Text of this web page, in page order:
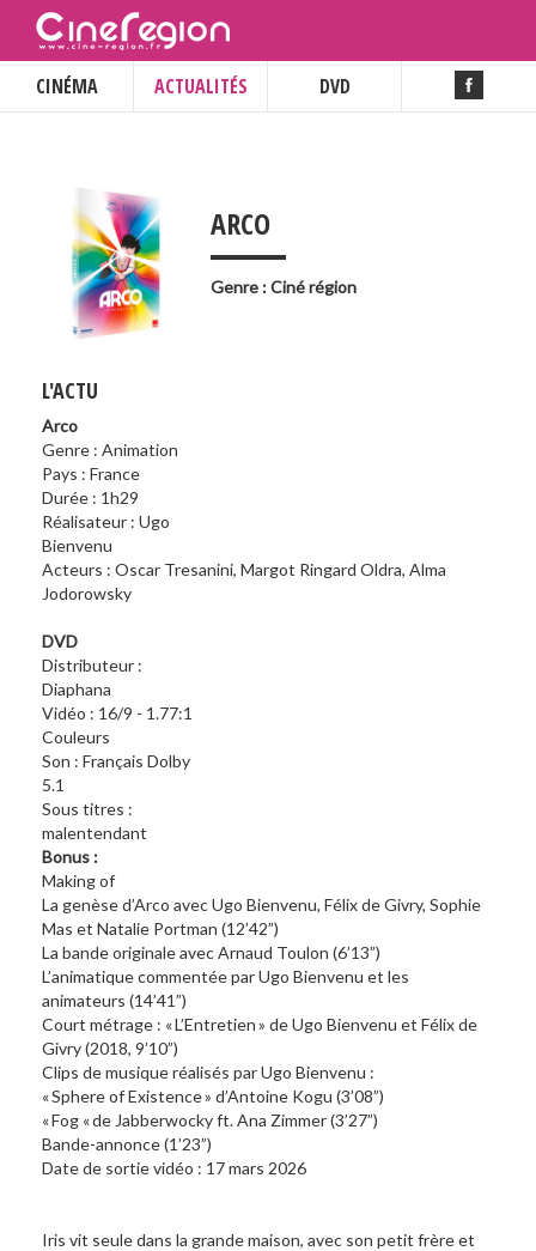
CINÉMA ACTUALITÉS DVD
ARCO
___
Genre : Ciné région
L'ACTU
Arco
Genre : Animation
Pays : France
Durée : 1h29
Réalisateur : Ugo
Acteurs : Oscar Tresanini, Margot Ringard Oldra, Alma
Jodorowsky
DVD
Distributeur :
Vidéo : 16/9 - 1.77:1
Son : Français Dolby
Sous titres :
Bonus :
Making of
La genèse d’Arco avec Ugo Bienvenu, Félix de Givry, Sophie
Mas et Natalie Portman (12’42”)
La bande originale avec Arnaud Toulon (6’13”)
L’animatique commentée par Ugo Bienvenu et les
animateurs (14’41”)
Court métrage : « L’Entretien » de Ugo Bienvenu et Félix de
Givry (2018, 9’10”)
Clips de musique réalisés par Ugo Bienvenu :
« Sphere of Existence » d’Antoine Kogu (3’08”)
« Fog « de Jabberwocky ft. Ana Zimmer (3’27”)
Bande-annonce (1’23”)
Date de sortie vidéo : 17 mars 2026
Iris vit seule dans la grande maison, avec son petit frère et